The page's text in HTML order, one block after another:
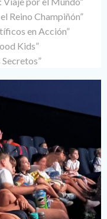
Reino Champiñón”
en Acción”
Kids”
Secretos”